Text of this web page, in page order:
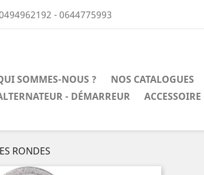
- 0644775993
SOMMES-NOUS ? NOS CATALOGUES
- DÉMARREUR
ACCESSOIRE
RONDES